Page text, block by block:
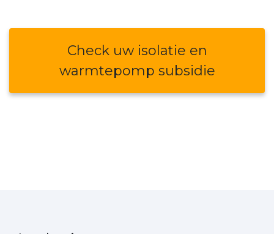
Check uw isolatie en
warmtepomp subsidie